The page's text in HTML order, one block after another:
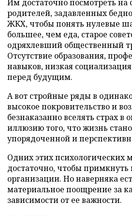
Им достаточно посмотреть на
родителей, задавленных
ЖКХ, чтобы понять нулевые
большее, чем еда, старое
одряхлевший общественный
Отсутствие образования,
навыков, низкая
перед будущим.
А вот стройные ряды в
высокое покровительство и
безнаказанно вселять страх
иллюзию того, что жизнь
упорядоченной и
Одних этих психологических
достаточно, чтобы примкнуть
организации. Но наверняка
материальное поощрение за
зависимости от ее важности.